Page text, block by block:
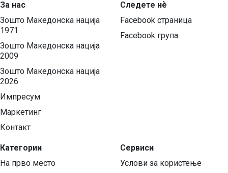
За нас
Зошто Македонска нација
1971
Зошто Македонска нација
2009
Зошто Македонска нација
2026
Импресум
Маркетинг
Контакт
Категории
На прво место
Следете нѐ
Facebook страница
Facebook група
Сервиси
Услови за користење